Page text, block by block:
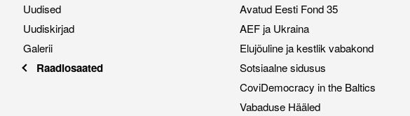
Uudised
Uudiskirjad
Galerii
Raadiosaated
Avatud Eesti Fond 35
AEF ja Ukraina
Elujõuline ja kestlik vabakond
Sotsiaalne sidusus
CoviDemocracy in the Baltics
Vabaduse Hääled